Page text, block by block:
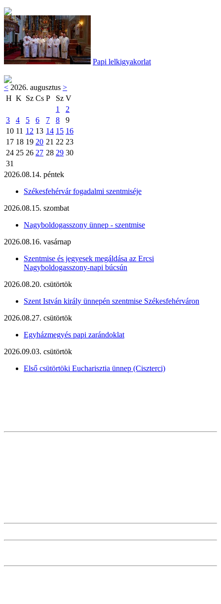
Papi lelkigyakorlat
< 2026. augusztus >
H K Sz Cs P Sz V
1
2
3
4 5 6 7 8
9
10 11 12 13 14 15 16
17 18 19 20 21 22 23
24 25 26 27 28 29 30
31
2026.08.14. péntek
Székesfehérvár fogadalmi szentmiséje
2026.08.15. szombat
Nagyboldogasszony ünnep - szentmise
2026.08.16. vasárnap
Szentmise és jegyesek megáldása az Ercsi
Nagyboldogasszony-napi búcsún
2026.08.20. csütörtök
Szent István király ünnepén szentmise Székesfehérváron
2026.08.27. csütörtök
Egyházmegyés papi zarándoklat
2026.09.03. csütörtök
Első csütörtöki Eucharisztia ünnep (Ciszterci)